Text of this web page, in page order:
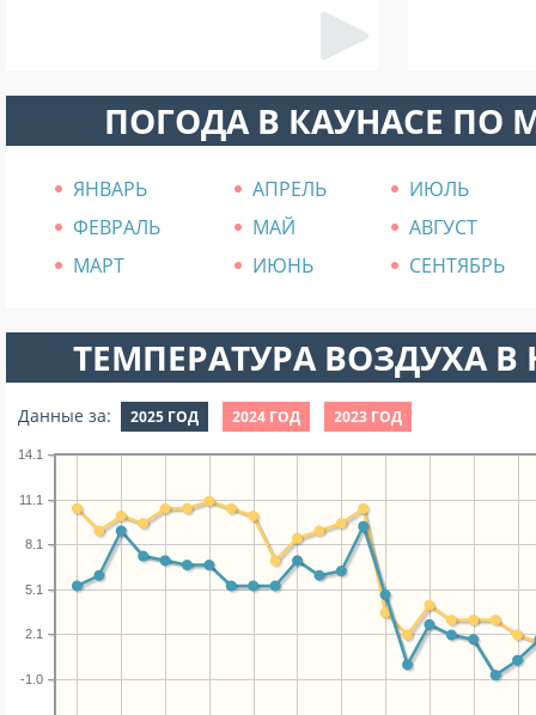
ПОГОДА В КАУНАСЕ ПО
ЯНВАРЬ АПРЕЛЬ
ИЮЛЬ
ФЕВРАЛЬ
МАЙ
АВГУСТ
МАРТ
ИЮНЬ СЕНТЯБРЬ
ТЕМПЕРАТУРА ВОЗДУХА В
Данные за: 2025 ГОД 2024 ГОД 2023 ГОД
-1.0
2.1
5.1
8.1
11.1
14.1